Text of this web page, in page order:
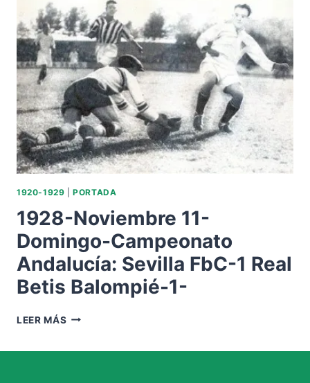
ANDALUCÍA
1928
1920-1929 |PORTADA
1928-Noviembre 11-
Domingo-Campeonato
Andalucía: Sevilla FbC-1 Real
Betis Balompié-1-
LEER MÁS 1928-